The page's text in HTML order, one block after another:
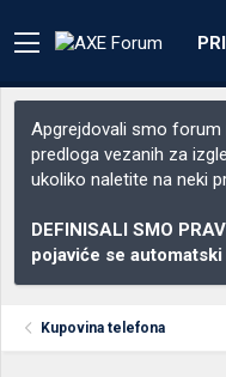
Apgrejdovali smo forum
predloga vezanih za
ukoliko naletite na neki
DEFINISALI SMO
pojaviće se
Kupovina telefona